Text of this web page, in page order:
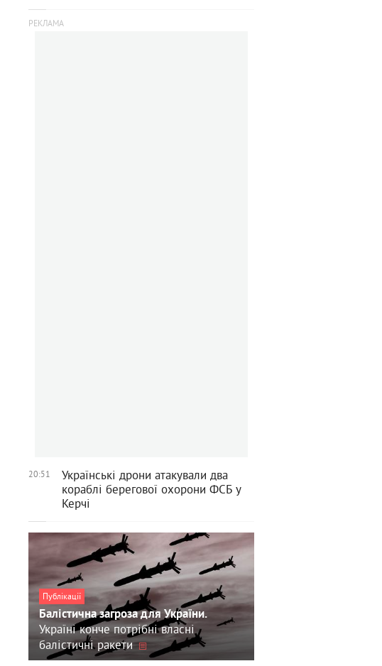
20:51
Українські дрони атакували два
кораблі берегової охорони ФСБ у
Керчі
Публікації
Балістична загроза для України.
Україні конче потрібні власні
балістичні ракети